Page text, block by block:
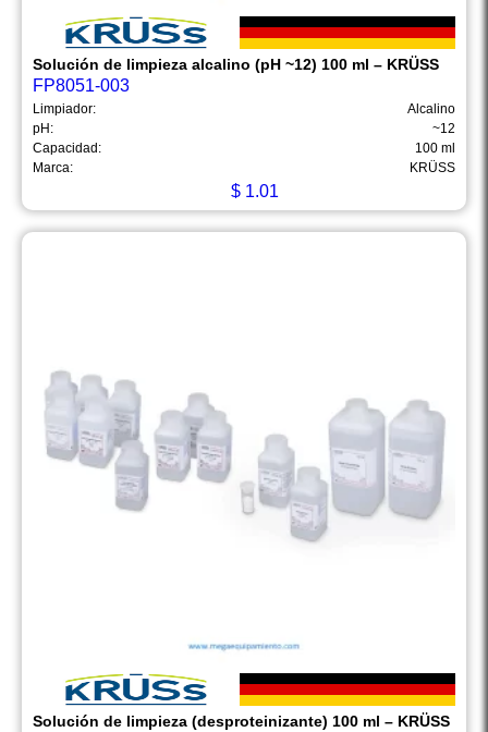
Solución de limpieza alcalino (pH ~12) 100 ml – KRÜSS
FP8051-003
Limpiador:
Alcalino
pH:
~12
Capacidad:
100 ml
Marca:
KRÜSS
$ 1.01
Solución de limpieza (desproteinizante) 100 ml – KRÜSS